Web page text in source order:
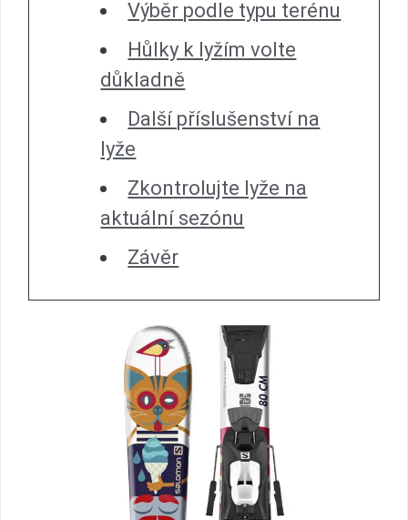
Výběr podle typu terénu
Hůlky k lyžím volte
důkladně
Další příslušenství na
lyže
Zkontrolujte lyže na
aktuální sezónu
Závěr